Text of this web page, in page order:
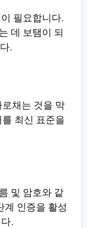
필요합니다.
데 보탬이 되
.
채는 것을 막
최신 표준을
및 암호와 같
계 인증을 활성
.